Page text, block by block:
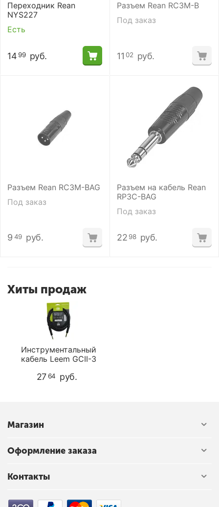
Переходник Rean
NYS227
Есть
14 99 руб.
Разъем Rean RC3M-B
Под заказ
11 02 руб.
Разъем Rean RC3M-BAG
Под заказ
9 49 руб.
Разъем на кабель Rean
RP3C-BAG
Под заказ
22 98 руб.
Хиты продаж
Инструментальный
кабель Leem GCII-3
27 64 руб.
Магазин
Оформление заказа
Контакты